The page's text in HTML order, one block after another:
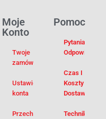
Pomoc
Pytania I
Odpowiedzi
Czas I
Koszty
Dostawy
Techniki
Moje
Konto
Twoje
zamówienia
Ustawienia
konta
Przechowalnia